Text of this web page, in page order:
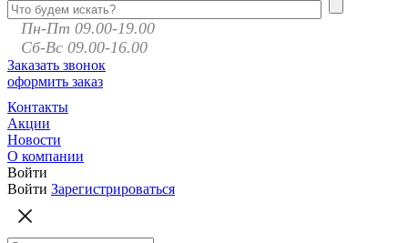
Пн-Пт 09.00-19.00
Сб-Вс 09.00-16.00
Заказать звонок
оформить заказ
Контакты
Акции
Новости
О компании
Войти
Войти Зарегистрироваться